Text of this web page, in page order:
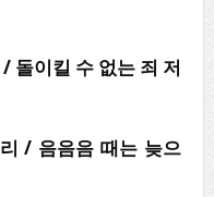
/ 돌이킬 수 없는 죄 저
/ 음음음 때는 늦으